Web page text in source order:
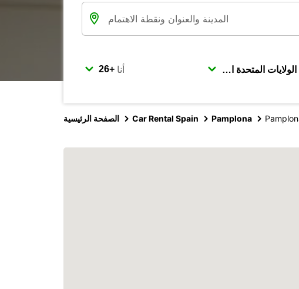
أنا
الصفحة الرئيسية Car Rental Spain Pamplona